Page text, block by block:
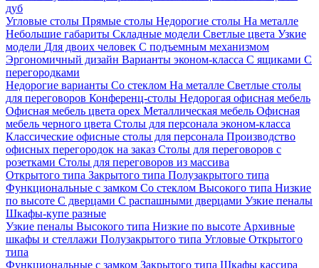
дуб
Угловые столы Прямые столы Недорогие столы На металле
Небольшие габариты Складные модели Светлые цвета Узкие
модели Для двоих человек С подъемным механизмом
Эргономичный дизайн Варианты эконом-класса С ящиками С
перегородками
Недорогие варианты Со стеклом На металле Светлые столы
для переговоров Конференц-столы Недорогая офисная мебель
Офисная мебель цвета орех Металлическая мебель Офисная
мебель черного цвета Столы для персонала эконом-класса
Классические офисные столы для персонала Производство
офисных перегородок на заказ Столы для переговоров с
розетками Столы для переговоров из массива
Открытого типа Закрытого типа Полузакрытого типа
Функциональные с замком Со стеклом Высокого типа Низкие
по высоте С дверцами С распашными дверцами Узкие пеналы
Шкафы-купе разные
Узкие пеналы Высокого типа Низкие по высоте Архивные
шкафы и стеллажи Полузакрытого типа Угловые Открытого
типа
Функциональные с замком Закрытого типа Шкафы кассира